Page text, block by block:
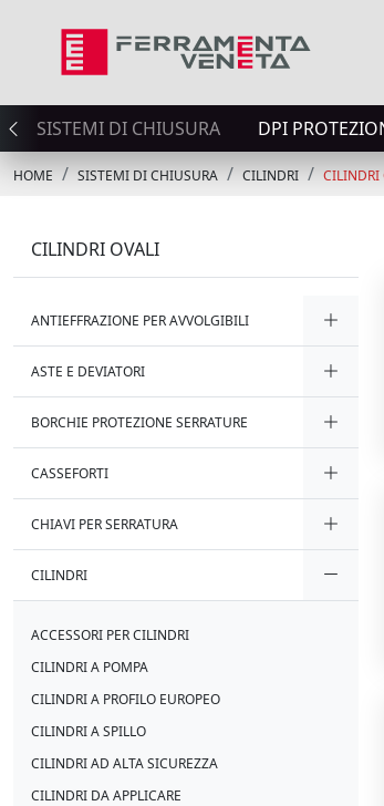
SISTEMI DI CHIUSURA DPI
HOME SISTEMI DI CHIUSURA CILINDRI CILINDRI
CILINDRI OVALI
ANTIEFFRAZIONE PER AVVOLGIBILI
ASTE E DEVIATORI
BORCHIE PROTEZIONE SERRATURE
CASSEFORTI
CHIAVI PER SERRATURA
CILINDRI
ACCESSORI PER CILINDRI
CILINDRI A POMPA
CILINDRI A PROFILO EUROPEO
CILINDRI A SPILLO
CILINDRI AD ALTA SICUREZZA
CILINDRI DA APPLICARE